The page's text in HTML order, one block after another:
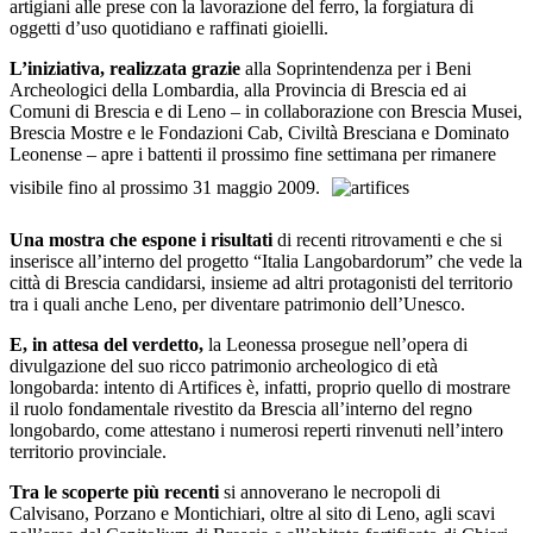
artigiani alle prese con la lavorazione del ferro, la forgiatura di
oggetti d’uso quotidiano e raffinati gioielli.
L’iniziativa, realizzata grazie alla Soprintendenza per i Beni
Archeologici della Lombardia, alla Provincia di Brescia ed ai
Comuni di Brescia e di Leno – in collaborazione con Brescia Musei,
Brescia Mostre e le Fondazioni Cab, Civiltà Bresciana e Dominato
Leonense – apre i battenti il prossimo fine settimana per rimanere
visibile fino al prossimo 31 maggio 2009.
Una mostra che espone i risultatidi recenti ritrovamenti e che si
inserisce all’interno del progetto “Italia Langobardorum” che vede la
città di Brescia candidarsi, insieme ad altri protagonisti del territorio
tra i quali anche Leno, per diventare patrimonio dell’Unesco.
E, in attesa del verdetto, la Leonessa prosegue nell’opera di
divulgazione del suo ricco patrimonio archeologico di età
longobarda: intento di Artifices è, infatti, proprio quello di mostrare
il ruolo fondamentale rivestito da Brescia all’interno del regno
longobardo, come attestano i numerosi reperti rinvenuti nell’intero
territorio provinciale.
Tra le scoperte più recentisi annoverano le necropoli di
Calvisano, Porzano e Montichiari, oltre al sito di Leno, agli scavi